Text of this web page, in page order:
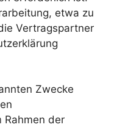
etwa zu
Vertragspartner
Zwecke
Rahmen der